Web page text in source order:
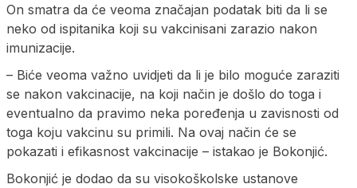
On smatra da će veoma značajan podatak biti da li se
neko od ispitanika koji su vakcinisani zarazio nakon
imunizacije.
– Biće veoma važno uvidjeti da li je bilo moguće zaraziti
se nakon vakcinacije, na koji način je došlo do toga i
eventualno da pravimo neka poređenja u zavisnosti od
toga koju vakcinu su primili. Na ovaj način će se
pokazati i efikasnost vakcinacije – istakao je Bokonjić.
Bokonjić je dodao da su visokoškolske ustanove